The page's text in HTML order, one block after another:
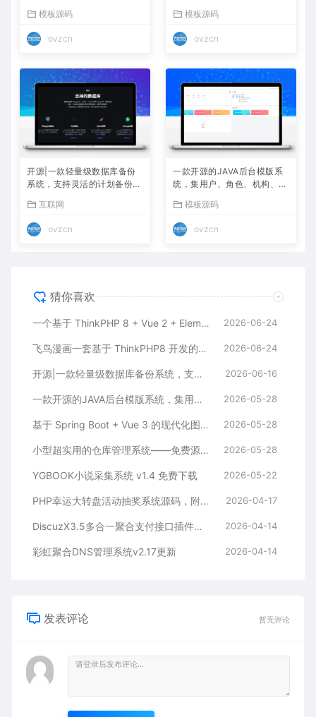
模板源码
ovzcn
模板源码
ovzcn
开源|一款轻量级数据库备份
系统，支持灵活的计划备份，
互联网
ovzcn
一款开源的JAVA后台模版系
统，集用户、角色、机构、S
久免费、可商用！
模板源码
ovzcn
猜你喜欢
一个基于 ThinkPHP 8 + Vue 2 + ElementUI 的全栈小说网站系统 2026-06-24
飞鸟漫画一套基于 ThinkPHP8 开发的漫画在线阅读开源系统 2026-06-24
开源|一款轻量级数据库备份系统，支持灵活的计划备份，自动还原验证，多存储与通知 2026-06-16
一款开源的JAVA后台模版系统，集用户、角色、机构、SQL 监控等 20+ 常用模块，永久免费、可商用！ 2026-05-28
基于 Spring Boot + Vue 3 的现代化图书管理系统——免费源码 2026-05-28
小型超实用的仓库管理系统——免费源码 2026-05-28
YGBOOK小说采集系统 v1.4 免费下载 2026-05-22
PHP幸运大转盘活动抽奖系统源码，附后台管理 2026-04-17
DiscuzX3.5多合一聚合支付接口插件发布 2026-04-14
彩虹聚合DNS管理系统v2.17更新 2026-04-14
发表评论 暂无评论